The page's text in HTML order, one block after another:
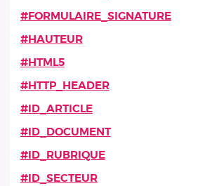
#FORMULAIRE_SIGNATURE
#HAUTEUR
#HTML5
#HTTP_HEADER
#ID_ARTICLE
#ID_DOCUMENT
#ID_RUBRIQUE
#ID_SECTEUR